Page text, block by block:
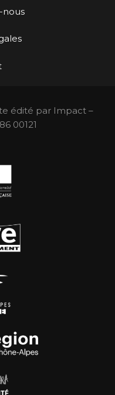
nous
édité par Impact –
00121